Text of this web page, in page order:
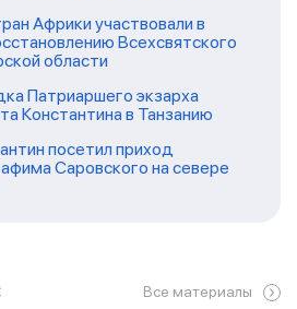
Африки участвовали в
Всехсвятского
области
Патриаршего экзарха
Константина в Танзанию
посетил приход
Саровского на севере
Все материалы